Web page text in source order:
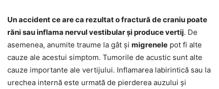
Un accident ce are ca rezultat o fractură de craniu poate
răni sau inflama nervul vestibular și produce vertij. De
asemenea, anumite traume la gât și migrenele pot fi alte
cauze ale acestui simptom. Tumorile de acustic sunt alte
cauze importante ale vertijului. Inflamarea labirintică sau la
urechea internă este urmată de pierderea auzului și